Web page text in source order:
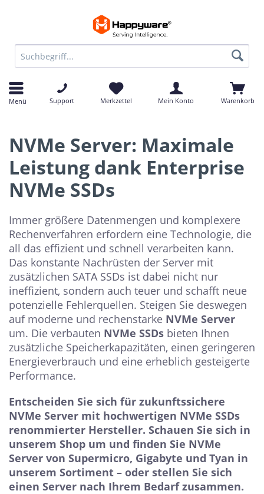
Menü Support Merkzettel Mein Konto Warenkorb
NVMe Server: Maximale
Leistung dank Enterprise
NVMe SSDs
Immer größere Datenmengen und komplexere
Rechenverfahren erfordern eine Technologie, die
all das effizient und schnell verarbeiten kann.
Das konstante Nachrüsten der Server mit
zusätzlichen SATA SSDs ist dabei nicht nur
ineffizient, sondern auch teuer und schafft neue
potenzielle Fehlerquellen. Steigen Sie deswegen
auf moderne und rechenstarke NVMe Server
um. Die verbauten NVMe SSDs bieten Ihnen
zusätzliche Speicherkapazitäten, einen geringeren
Energieverbrauch und eine erheblich gesteigerte
Performance.
Entscheiden Sie sich für zukunftssichere
NVMe Server mit hochwertigen NVMe SSDs
renommierter Hersteller. Schauen Sie sich in
unserem Shop um und finden Sie NVMe
Server von Supermicro, Gigabyte und Tyan in
unserem Sortiment – oder stellen Sie sich
einen Server nach Ihrem Bedarf zusammen.